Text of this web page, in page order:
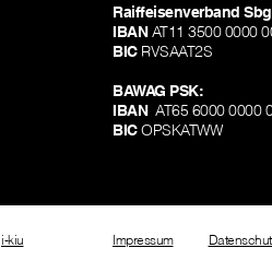
Raiffeisenverband
IBANAT11 3500 0000
BICRVSAAT2S
BAWAG PSK:
IBANAT65 6000 0000
BICOPSKATWW
i-kiu Impressum